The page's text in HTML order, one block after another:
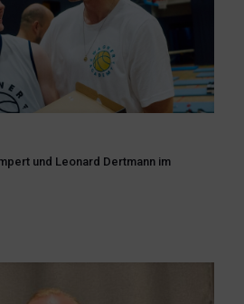
und Leonard Dertmann im